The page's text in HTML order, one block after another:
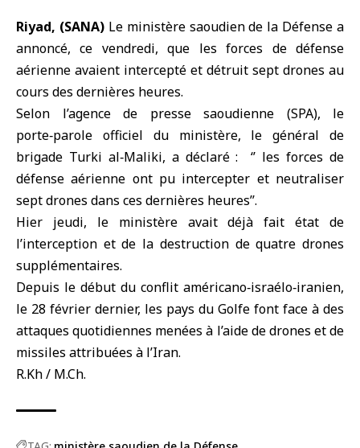
Riyad, (SANA)Le ministère saoudien de la Défense a
annoncé, ce vendredi, que les forces de défense
aérienne avaient intercepté et détruit sept drones au
cours des dernières heures.
Selon l’agence de presse saoudienne (SPA), le
porte‑parole officiel du ministère, le général de
brigade Turki al‑Maliki, a déclaré : ‘’ les forces de
défense aérienne ont pu intercepter et neutraliser
sept drones dans ces dernières heures’’.
Hier jeudi, le ministère avait déjà fait état de
l’interception et de la destruction de quatre drones
supplémentaires.
Depuis le début du conflit américano‑israélo‑iranien,
le 28 février dernier, les pays du Golfe font face à des
attaques quotidiennes menées à l’aide de drones et de
missiles attribuées à l’Iran.
R.Kh / M.Ch.